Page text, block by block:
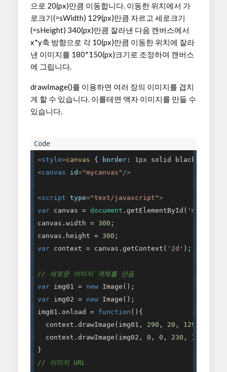
으로 20(px)만큼 이동합니다. 이동한 위치에서 가
로크기(=sWidth) 129(px)만큼 자르고 세로크기
(=sHeight) 340(px)만큼 잘라낸 다음 캔버스에서
x*y축 방향으로 각 10(px)만큼 이동한 위치에 잘라
낸 이미지를 180*150(px)크기로 조정하여 캔버스
에 그립니다.
drawImage()를 이용하면 여러 장의 이미지를 겹치
게 할 수 있습니다. 이를테면 액자 이미지를 만들 수
있습니다.
<style>canvas { border: 1px solid black; }
<canvas id="mycanvas" />
<script type="text/javascript">
var canvas = document .getElementById(
canvas.width = 300 ;
canvas.height = 300
var context = canvas.getContext( '2d' );
// 새로운 이미지 객체를 만듬
var img01 = new
var img02 = new Image();
img01.onload = function ( ) {
  context.drawImage(img01,
290 , 20 , 129
  context.drawImage(img02,
0 , 0 , 230 , 160
// 이미지 URL